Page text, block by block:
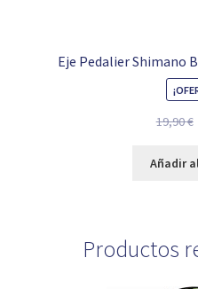
Eje Pedalier Shimano
19,90€
Añadir
Productos